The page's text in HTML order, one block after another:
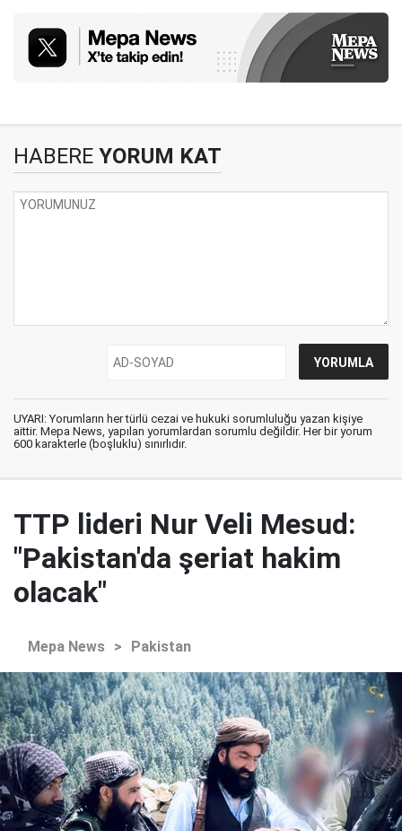
HABERE YORUM KAT
UYARI: Yorumların her türlü cezai ve hukuki sorumluluğu yazan kişiye
aittir. Mepa News, yapılan yorumlardan sorumlu değildir. Her bir yorum
600 karakterle (boşluklu) sınırlıdır.
TTP lideri Nur Veli Mesud:
"Pakistan'da şeriat hakim
olacak"
Mepa News > Pakistan